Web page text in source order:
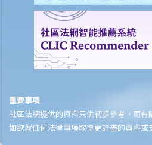
重要事項
社區法網提供的資料只供初步參考，而
如欲就任何法律事項取得更詳盡的資料或